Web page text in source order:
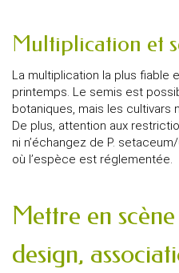
Multiplication et
La multiplication la plus fiable
printemps. Le semis est
botaniques, mais les cultivars
De plus, attention aux
ni n’échangez de P.
où l’espèce est réglementée.
Mettre en
design,